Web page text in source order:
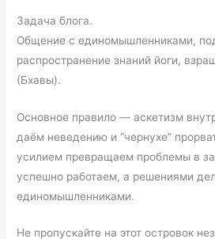
Задача блога.
Общение с единомышленниками,
распространение знаний йоги,
(Бхавы).
Основное правило — аскетизм
даём неведению и “чернухе”
усилием превращаем проблемы в
успешно работаем, а решениями
единомышленниками.
Не пропускайте на этот островок